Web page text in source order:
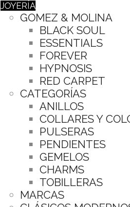
JOYERÍA
GOMEZ & MOLINA
BLACK SOUL
ESSENTIALS
FOREVER
HYPNOSIS
RED CARPET
CATEGORÍAS
ANILLOS
COLLARES Y
PULSERAS
PENDIENTES
GEMELOS
CHARMS
TOBILLERAS
MARCAS